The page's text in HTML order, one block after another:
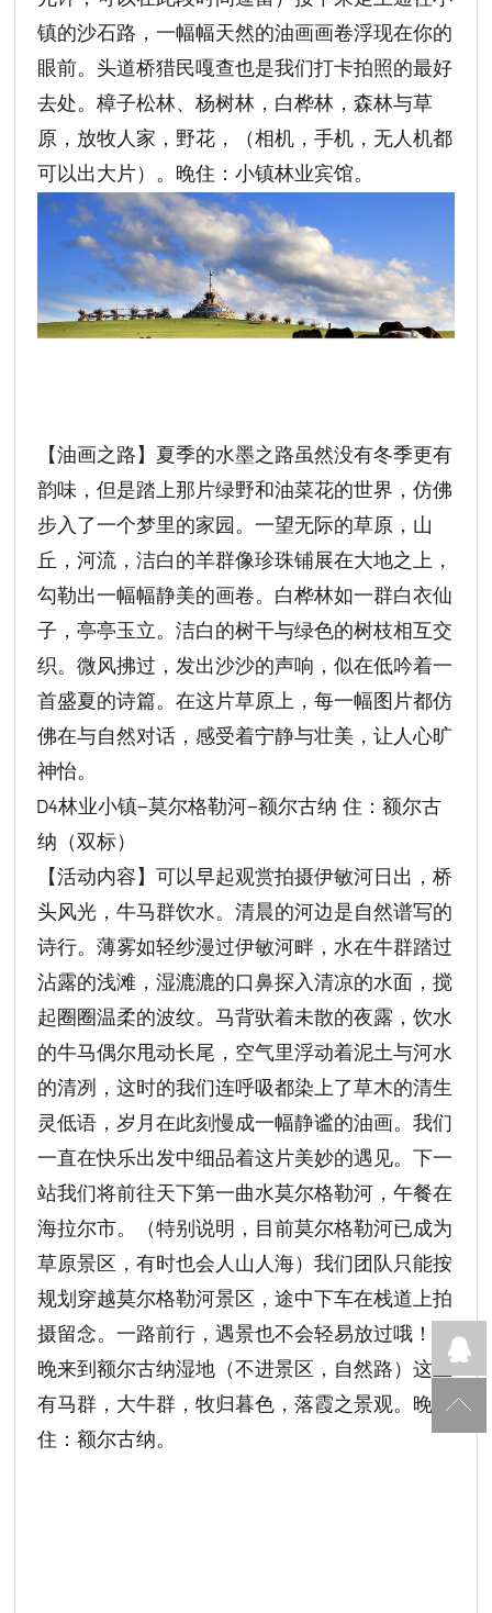
镇的沙石路，一幅幅天然的油画画卷浮现在你的
眼前。头道桥猎民嘎查也是我们打卡拍照的最好
去处。樟子松林、杨树林，白桦林，森林与草
原，放牧人家，野花，（相机，手机，无人机都
可以出大片）。晚住：小镇林业宾馆。
【油画之路】夏季的水墨之路虽然没有冬季更有
韵味，但是踏上那片绿野和油菜花的世界，仿佛
步入了一个梦里的家园。一望无际的草原，山
丘，河流，洁白的羊群像珍珠铺展在大地之上，
勾勒出一幅幅静美的画卷。白桦林如一群白衣仙
子，亭亭玉立。洁白的树干与绿色的树枝相互交
织。微风拂过，发出沙沙的声响，似在低吟着一
首盛夏的诗篇。在这片草原上，每一幅图片都仿
佛在与自然对话，感受着宁静与壮美，让人心旷
神怡。
D4林业小镇—莫尔格勒河—额尔古纳 住：额尔古
纳（双标）
【活动内容】可以早起观赏拍摄伊敏河日出，桥
头风光，牛马群饮水。清晨的河边是自然谱写的
诗行。薄雾如轻纱漫过伊敏河畔，水在牛群踏过
沾露的浅滩，湿漉漉的口鼻探入清凉的水面，搅
起圈圈温柔的波纹。马背驮着未散的夜露，饮水
的牛马偶尔甩动长尾，空气里浮动着泥土与河水
的清冽，这时的我们连呼吸都染上了草木的清生
灵低语，岁月在此刻慢成一幅静谧的油画。我们
一直在快乐出发中细品着这片美妙的遇见。下一
站我们将前往天下第一曲水莫尔格勒河，午餐在
海拉尔市。（特别说明，目前莫尔格勒河已成为
草原景区，有时也会人山人海）我们团队只能按
规划穿越莫尔格勒河景区，途中下车在栈道上拍
摄留念。一路前行，遇景也不会轻易放过哦！傍
晚来到额尔古纳湿地（不进景区，自然路）这里
有马群，大牛群，牧归暮色，落霞之景观。晚
住：额尔古纳。